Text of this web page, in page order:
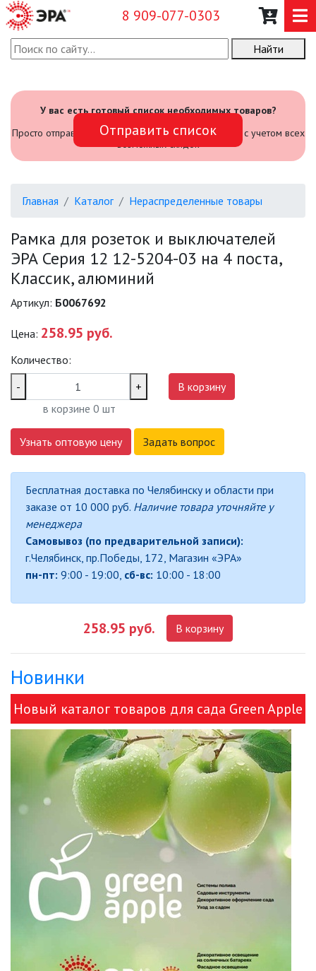
8 909-077-0303
О КОМПАНИИ
САДОВЫЙ ИНВЕНТАРЬ И
ИНСТРУМЕНТЫ
ОФИСНЫЕ ПОДВЕСНЫЕ
ПРОЖЕКТОРЫ
САДОВЫЕ СВЕТИЛЬНИКИ
СВЕТИЛЬНИКИ
СВЕТИЛЬНИКИ ДЛЯ РОСТА
РАСТЕНИЙ (ФИТОСВЕТИЛЬНИКИ)
АКСЕССУАРЫ ДЛЯ
ЭЛЕКТРОМОНТАЖА
БАКТЕРИЦИДНЫЕ ЛАМПЫ
ДАТЧИКИ ДВИЖЕНИЯ И
ДЕКОРАТИВНАЯ ПОДСВЕТКА
ИЗОЛЯЦИОННАЯ ЛЕНТА
ИНФРАКРАСНЫЕ ЛАМПЫ
ИСТОЧНИКИ СВЕТА
КАБЕЛЕНЕСУЩИЕ СИСТЕМЫ
КЛЕЙКИЕ ЛЕНТЫ
ЛЕНТЫ СВЕТОДИОДНЫЕ (LED
ЛЕНТЫ)
Найти
У вас есть готовый список необходимых товаров?
Просто отправьте его нам и мы посчитаем стоимость с учетом всех
возможных скидок
Отправить список
Главная Каталог Нераспределенные товары
Рамка для розеток и выключателей
ЭРА Серия 12 12-5204-03 на 4 поста,
Классик, алюминий
Артикул: Б0067692
Цена: 258.95 руб.
Количество:
-
+
в корзине 0 шт
В корзину
Узнать оптовую цену Задать вопрос
Бесплатная доставка по Челябинску и области при
заказе от 10 000 руб. Наличие товара уточняйте у
менеджера
Самовывоз (по предварительной записи):
г.Челябинск, пр.Победы, 172, Магазин «ЭРА»
пн-пт: 9:00 - 19:00, сб-вс: 10:00 - 18:00
258.95 руб. В корзину
Новинки
Новый каталог товаров для сада Green Apple
и ЭРА!